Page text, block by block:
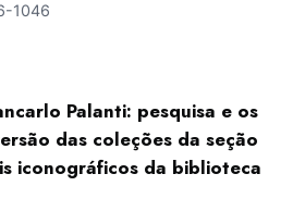
1046
Palanti: pesquisa e os
das coleções da seção
iconográficos da biblioteca